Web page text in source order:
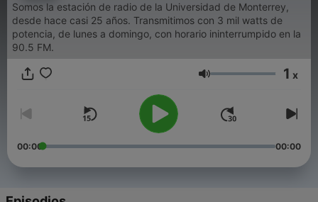
Somos la estación de radio de la Universidad de Monterrey,
desde hace casi 25 años. Transmitimos con 3 mil watts de
potencia, de lunes a domingo, con horario ininterrumpido en la
90.5 FM.
Volumen 1 x
00:00 00:00